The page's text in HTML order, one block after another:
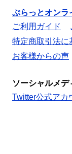
ぷらっとオンラ
ご利用ガイド
特定商取引法に
お客様からの声
ソーシャルメデ
Twitter公式アカ